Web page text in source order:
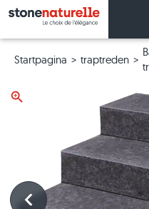
Startpagina traptreden